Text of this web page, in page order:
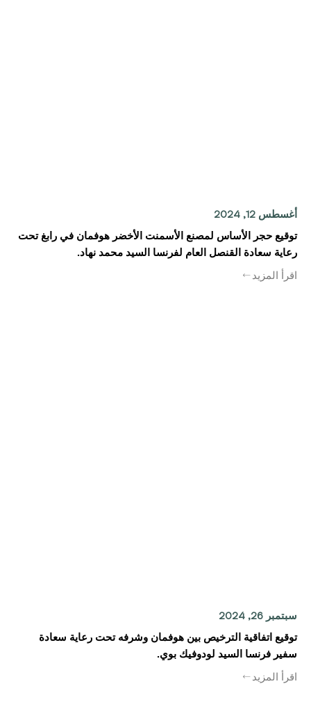
أغسطس 12, 2024
توقيع حجر الأساس لمصنع الأسمنت الأخضر هوفمان في رابغ تحت
رعاية سعادة القنصل العام لفرنسا السيد محمد نهاد.
اقرأ المزيد
سبتمبر 26, 2024
توقيع اتفاقية الترخيص بين هوفمان وشرفه تحت رعاية سعادة
سفير فرنسا السيد لودوفيك بوي.
اقرأ المزيد